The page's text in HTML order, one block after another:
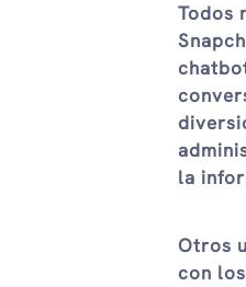
Todos
la
Otros
con